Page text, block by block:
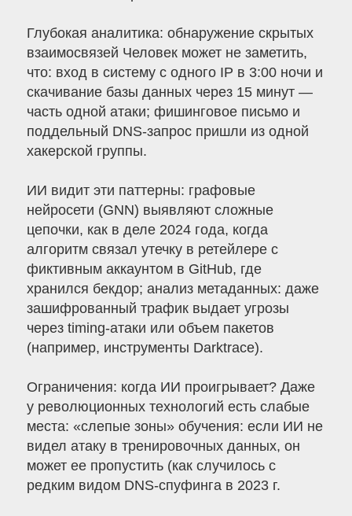
Глубокая аналитика: обнаружение скрытых
взаимосвязей Человек может не заметить,
что: вход в систему с одного IP в 3:00 ночи и
скачивание базы данных через 15 минут —
часть одной атаки; фишинговое письмо и
поддельный DNS-запрос пришли из одной
хакерской группы.
ИИ видит эти паттерны: графовые
нейросети (GNN) выявляют сложные
цепочки, как в деле 2024 года, когда
алгоритм связал утечку в ретейлере с
фиктивным аккаунтом в GitHub, где
хранился бекдор; анализ метаданных: даже
зашифрованный трафик выдает угрозы
через timing-атаки или объем пакетов
(например, инструменты Darktrace).
Ограничения: когда ИИ проигрывает? Даже
у революционных технологий есть слабые
места: «слепые зоны» обучения: если ИИ не
видел атаку в тренировочных данных, он
может ее пропустить (как случилось с
редким видом DNS-спуфинга в 2023 г.